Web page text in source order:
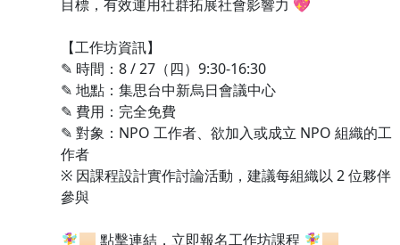
目標，有效運用社群拓展社會影響力 💖
【工作坊資訊】
✎ 時間：8 / 27（四）9:30-16:30
✎ 地點：集思台中新烏日會議中心
✎ 費用：完全免費
✎ 對象：NPO 工作者、欲加入或成立 NPO 組織的工
作者
※ 因課程設計實作討論活動，建議每組織以 2 位夥伴
參與
🧚‍♀️🏻 點擊連結，立即報名工作坊課程 🧚‍♀️🏻